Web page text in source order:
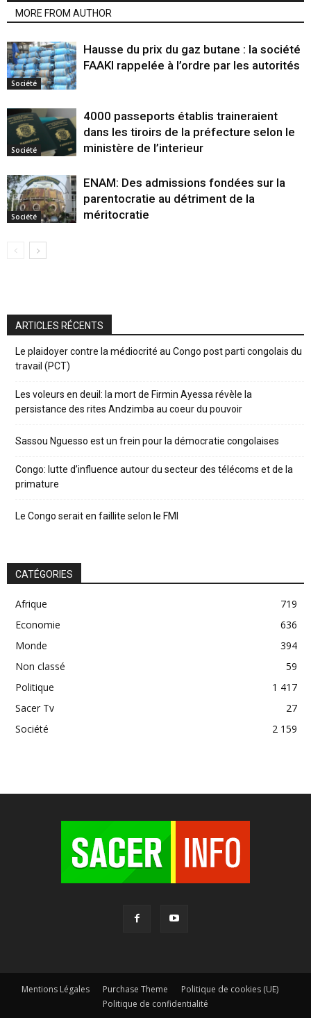
MORE FROM AUTHOR
Société
Hausse du prix du gaz butane : la société
FAAKI rappelée à l’ordre par les autorités
Société
4000 passeports établis traineraient
dans les tiroirs de la préfecture selon le
ministère de l’interieur
Société
ENAM: Des admissions fondées sur la
parentocratie au détriment de la
méritocratie
ARTICLES RÉCENTS
Le plaidoyer contre la médiocrité au Congo post parti congolais du
travail (PCT)
Les voleurs en deuil: la mort de Firmin Ayessa révèle la
persistance des rites Andzimba au coeur du pouvoir
Sassou Nguesso est un frein pour la démocratie congolaises
Congo: lutte d’influence autour du secteur des télécoms et de la
primature
Le Congo serait en faillite selon le FMI
CATÉGORIES
Afrique
719
Economie
636
Monde
394
Non classé
59
Politique
1 417
Sacer Tv
27
Société
2 159
Mentions Légales Purchase Theme
Politique de cookies (UE)
Politique de confidentialité